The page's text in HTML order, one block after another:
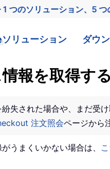
つのソリューション、5 つ
ソリューション ダウ
報を取得す
失された場合や、まだ受
注文照会ページから
うまくいかない場合は、